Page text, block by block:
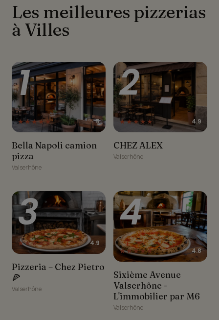
Les meilleures pizzerias
à Villes
Bella Napoli camion pizza
1
★★★★★ 5
Bella Napoli camion
pizza
Valserhône
CHEZ ALEX
2
★★★★★ 4.9
CHEZ ALEX
Valserhône
Pizzeria – Chez Pietro 🍕
3
★★★★★ 4.9
Pizzeria – Chez Pietro
🍕
Valserhône
Sixième Avenue
Valserhône - L'immobilier
par M6
4
★★★★★ 4.8
Sixième Avenue
Valserhône -
L'immobilier par M6
Valserhône